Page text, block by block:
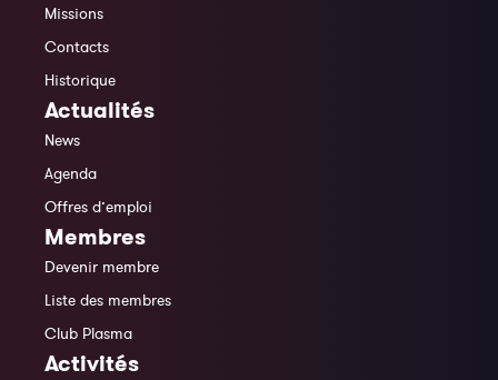
Missions
Contacts
Historique
Actualités
News
Agenda
Offres d’emploi
Membres
Devenir membre
Liste des membres
Club Plasma
Activités